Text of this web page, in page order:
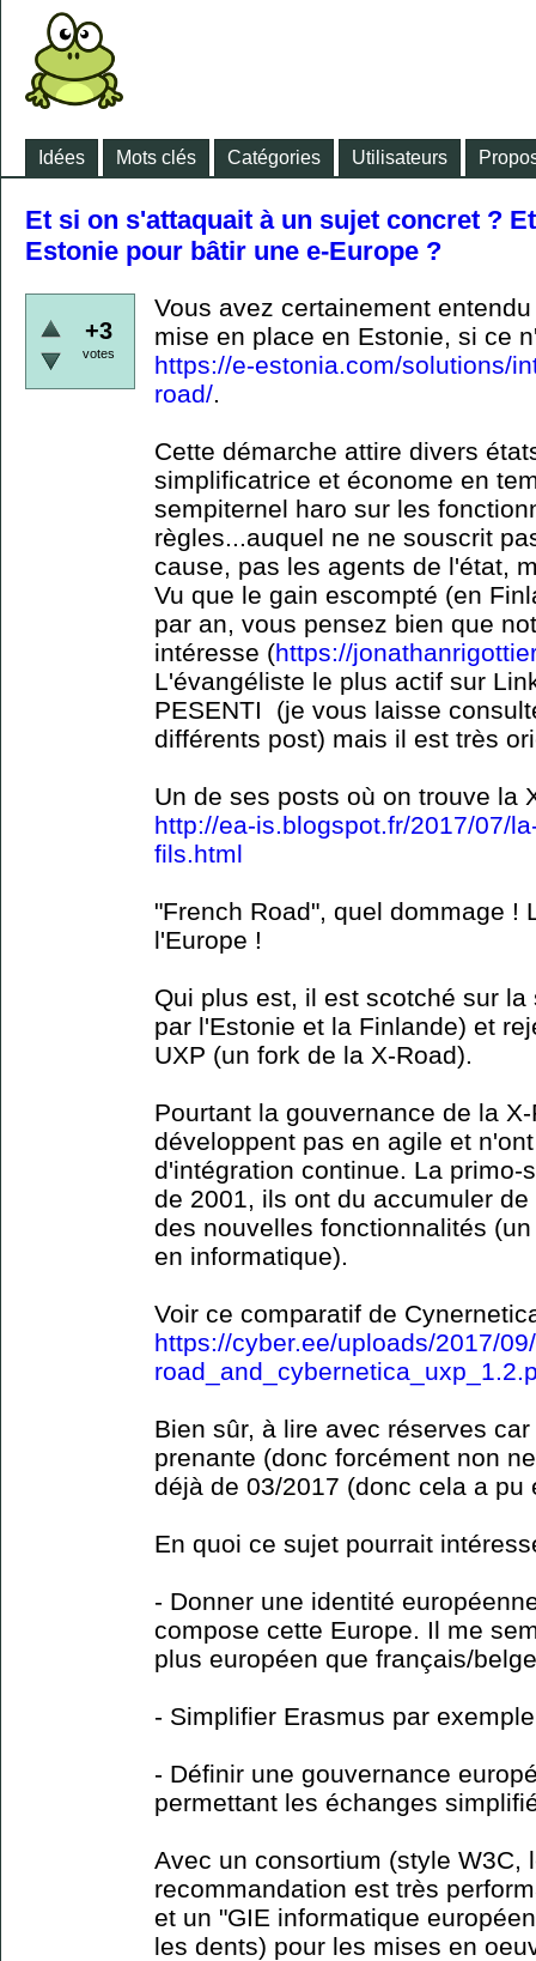
Idées Mots clés Catégories Utilisateurs
Et si on s'attaquait à un sujet concret ?
Estonie pour bâtir une e-Europe ?
+3
votes
Vous avez certainement
mise en place en Estonie, si ce
https://e-estonia.com/solutions/
road/.
Cette démarche attire divers
simplificatrice et économe en
sempiternel haro sur les
règles...auquel ne ne souscrit
cause, pas les agents de l'état,
Vu que le gain escompté (en
par an, vous pensez bien que
intéresse (https://
L'évangéliste le plus actif sur
PESENTI (je vous laisse
différents post) mais il est très
Un de ses posts où on trouve la
http://ea-is.blogspot.fr/2017/07/
fils.html
"French Road", quel dommage !
l'Europe !
Qui plus est, il est scotché sur
par l'Estonie et la Finlande) et
UXP (un fork de la X-Road).
Pourtant la gouvernance de la
développent pas en agile et
d'intégration continue. La primo-
de 2001, ils ont du accumuler
des nouvelles fonctionnalités
en informatique).
Voir ce comparatif de
https://cyber.ee/uploads/2017/
Bien sûr, à lire avec réserves
prenante (donc forcément non
déjà de 03/2017 (donc cela a pu
En quoi ce sujet pourrait
- Donner une identité
compose cette Europe. Il me
plus européen que français/
- Simplifier Erasmus par exemple
- Définir une gouvernance
permettant les échanges
Avec un consortium (style W3C,
recommandation est très
et un "GIE informatique
les dents) pour les mises en